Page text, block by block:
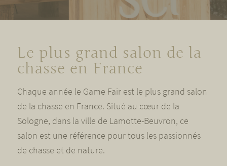
Le plus grand salon de la
chasse en France
Chaque année le Game Fair est le plus grand salon
de la chasse en France. Situé au cœur de la
Sologne, dans la ville de Lamotte-Beuvron, ce
salon est une référence pour tous les passionnés
de chasse et de nature.